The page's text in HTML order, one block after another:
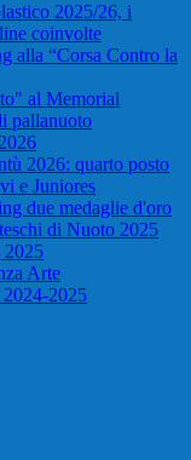
2025/26, i
coinvolte
alla “Corsa Contro la
al Memorial
pallanuoto
2026: quarto posto
e Juniores
due medaglie d'oro
di Nuoto 2025
Arte
2025